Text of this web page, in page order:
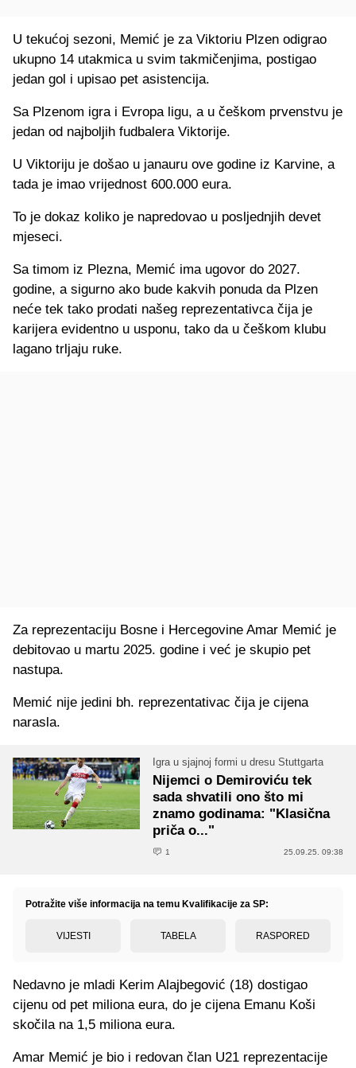
U tekućoj sezoni, Memić je za Viktoriu Plzen odigrao
ukupno 14 utakmica u svim takmičenjima, postigao
jedan gol i upisao pet asistencija.
Sa Plzenom igra i Evropa ligu, a u češkom prvenstvu je
jedan od najboljih fudbalera Viktorije.
U Viktoriju je došao u janauru ove godine iz Karvine, a
tada je imao vrijednost 600.000 eura.
To je dokaz koliko je napredovao u posljednjih devet
mjeseci.
Sa timom iz Plezna, Memić ima ugovor do 2027.
godine, a sigurno ako bude kakvih ponuda da Plzen
neće tek tako prodati našeg reprezentativca čija je
karijera evidentno u usponu, tako da u češkom klubu
lagano trljaju ruke.
Za reprezentaciju Bosne i Hercegovine Amar Memić je
debitovao u martu 2025. godine i već je skupio pet
nastupa.
Memić nije jedini bh. reprezentativac čija je cijena
narasla.
Igra u sjajnoj formi u dresu Stuttgarta
Nijemci o Demiroviću tek
sada shvatili ono što mi
znamo godinama: "Klasična
priča o..."
1 25.09.25. 09:38
Potražite više informacija na temu Kvalifikacije za SP:
VIJESTI TABELA RASPORED
Nedavno je mladi Kerim Alajbegović (18) dostigao
cijenu od pet miliona eura, do je cijena Emanu Koši
skočila na 1,5 miliona eura.
Amar Memić je bio i redovan član U21 reprezentacije